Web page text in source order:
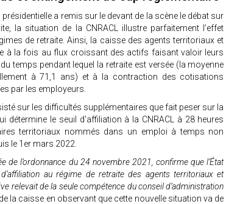
a remis sur le devant de la scène le débat sur
la situation de la CNRACL illustre parfaitement l’effet
de retraite. Ainsi, la caisse des agents territoriaux et
à la fois au flux croissant des actifs faisant valoir leurs
temps pendant lequel la retraite est versée (la moyenne
à 71,1 ans) et à la contraction des cotisations
par les employeurs.
sur les difficultés supplémentaires que fait peser sur la
détermine le seuil d'affiliation à la CNRACL à 28 heures
territoriaux nommés dans un emploi à temps non
le 1er mars 2022.
de l’ordonnance du 24 novembre 2021, confirme que l’État
au régime de retraite des agents territoriaux et
relevait de la seule compétence du conseil d’administration
la caisse en observant que cette nouvelle situation va de